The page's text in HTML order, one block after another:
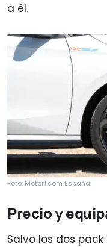
a él.
Foto: Motor1.com España
Precio y
Salvo los dos